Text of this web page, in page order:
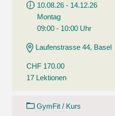
10.08.26 - 14.12.26
Montag
09:00 - 10:00 Uhr
Laufenstrasse 44, Basel
CHF 170.00
17 Lektionen
GymFit / Kurs